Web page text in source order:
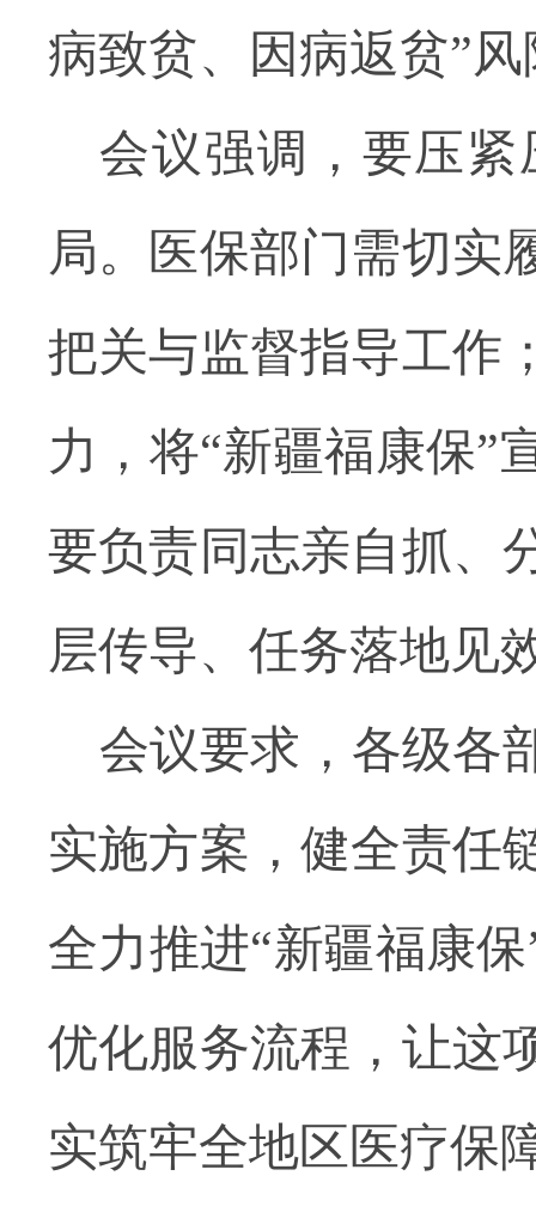
病致贫、因病返贫”
会议强调，要压
局。医保部门需切实
把关与监督指导工作
力，将“新疆福康保”
要负责同志亲自抓、
层传导、任务落地见
会议要求，各级各
实施方案，健全责任
全力推进“新疆福康
优化服务流程，让这
实筑牢全地区医疗保